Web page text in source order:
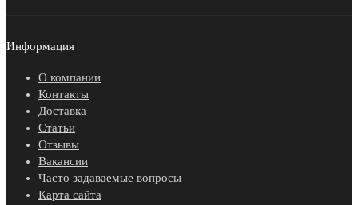
Информация
О компании
Контакты
Доставка
Статьи
Отзывы
Вакансии
Часто задаваемые вопросы
Карта сайта